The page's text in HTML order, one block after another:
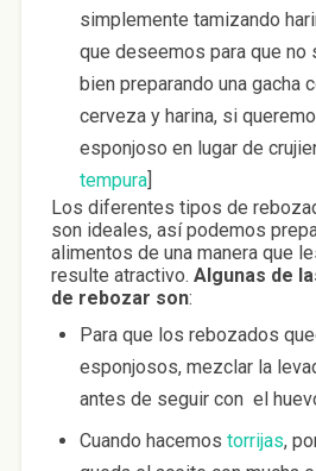
simplemente tamizando
que deseemos para que no
bien preparando una gacha
cerveza y harina, si
esponjoso en lugar de
tempura]
Los diferentes tipos de
son ideales, así podemos
alimentos de una manera que
resulte atractivo. Algunas de
de rebozar son:
Para que los rebozados
esponjosos, mezclar la
antes de seguir con el
Cuando hacemos torrijas,